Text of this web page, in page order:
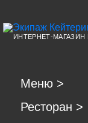
ИНТЕРНЕТ-
Меню >
Ресторан >